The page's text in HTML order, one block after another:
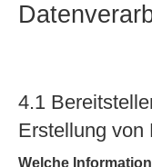
4.1
Erstellung von
Welche